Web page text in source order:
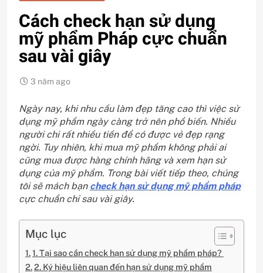
Cách check hạn sử dụng
mỹ phẩm Pháp cực chuẩn
sau vài giây
3 năm ago
Ngày nay, khi nhu cầu làm đẹp tăng cao thì việc sử
dụng mỹ phẩm ngày càng trở nên phổ biến. Nhiều
người chi rất nhiều tiền để có được vẻ đẹp rạng
ngời. Tuy nhiên, khi mua mỹ phẩm không phải ai
cũng mua được hàng chính hãng và xem hạn sử
dụng của mỹ phẩm. Trong bài viết tiếp theo, chúng
tôi sẽ mách bạn check hạn sử dụng mỹ phẩm pháp
cực chuẩn chỉ sau vài giây.
Mục lục
1. Tại sao cần check hạn sử dụng mỹ phẩm pháp?
2. Ký hiệu liên quan đến hạn sử dụng mỹ phẩm